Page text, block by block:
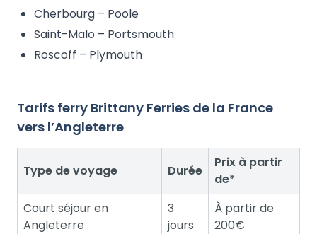
Cherbourg – Poole
Saint-Malo – Portsmouth
Roscoff – Plymouth
Tarifs ferry Brittany Ferries de la France
vers l’Angleterre
Type de voyage Durée
Prix à partir
de*
Court séjour en
Angleterre
3
jours
À partir de
200€